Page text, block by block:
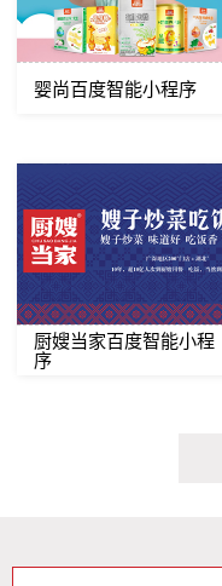
婴尚百度智能小程序
厨嫂当家百度智能小程
序